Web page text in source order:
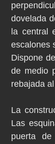
dovelada
la central
escalones
Dispone
de medio
rebajada
La
Las
puerta